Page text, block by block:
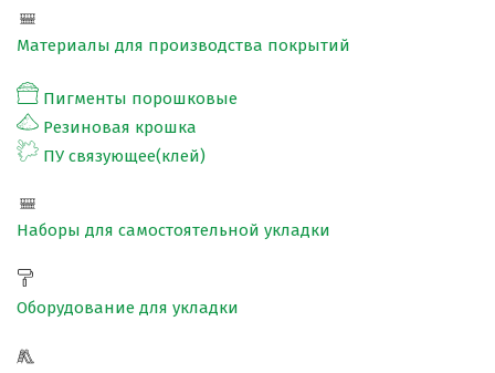
ПРОЕКТНЫЕ РЕШЕНИЯ ВОДОНЕПРОНИЦАЕМЫХ
ПРОЕКТНЫЕ РЕШЕНИЯ СПОРТИВНЫХ ПЛОЩАДОК
ПРОЕКТНЫЕ РЕШЕНИЯ ДЕТСКИХ ПЛОЩАДОК
ПРОЕКТНЫЕ РЕШЕНИЯ ПРОФЕССИОНАЛЬНЫХ БЕГОВЫХ
Материалы для производства покрытий
Пигменты порошковые
Резиновая крошка
ПУ связующее(клей)
Наборы для самостоятельной укладки
Оборудование для укладки